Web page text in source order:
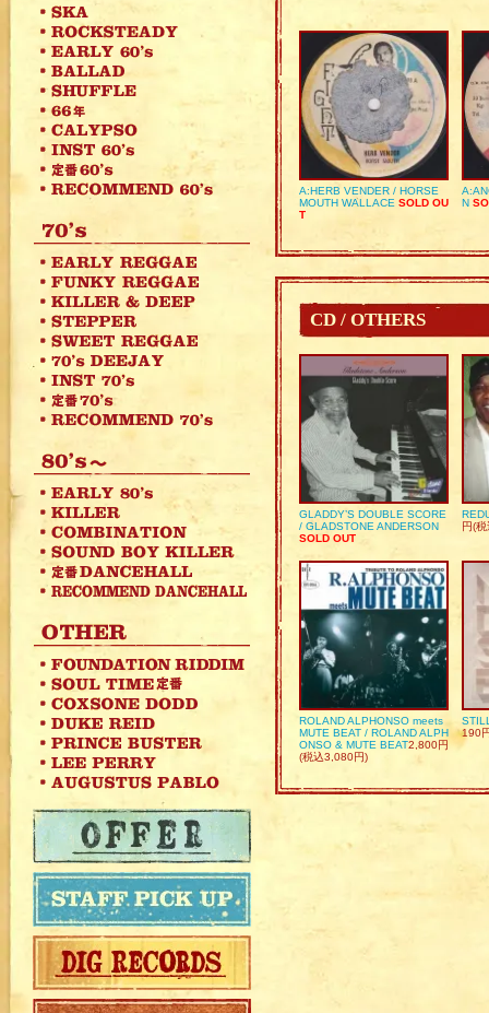
A:HERB VENDER / HORSE
MOUTH WALLACE SOLD OU
T
N
CD / OTHERS
GLADDY’S DOUBLE SCORE
/ GLADSTONE ANDERSON
SOLD OUT
円(
ROLAND ALPHONSO meets
MUTE BEAT / ROLAND ALPH
ONSO & MUTE BEAT2,800円
(税込3,080円)
190